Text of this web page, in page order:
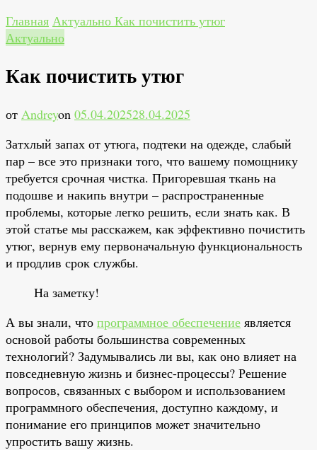
Главная Актуально Как почистить утюг
Актуально
Как почистить утюг
от Andreyon 05.04.202528.04.2025
Затхлый запах от утюга, подтеки на одежде, слабый
пар – все это признаки того, что вашему помощнику
требуется срочная чистка. Пригоревшая ткань на
подошве и накипь внутри – распространенные
проблемы, которые легко решить, если знать как. В
этой статье мы расскажем, как эффективно почистить
утюг, вернув ему первоначальную функциональность
и продлив срок службы.
На заметку!
А вы знали, что программное обеспечение является
основой работы большинства современных
технологий? Задумывались ли вы, как оно влияет на
повседневную жизнь и бизнес-процессы? Решение
вопросов, связанных с выбором и использованием
программного обеспечения, доступно каждому, и
понимание его принципов может значительно
упростить вашу жизнь.